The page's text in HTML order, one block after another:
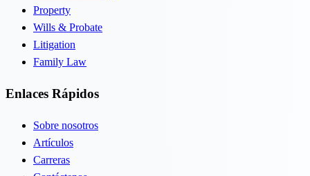
Property
Wills & Probate
Litigation
Family Law
Enlaces Rápidos
Sobre nosotros
Artículos
Carreras